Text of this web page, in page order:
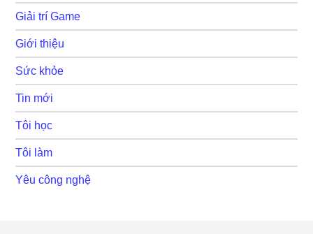
Giải trí Game
Giới thiệu
Sức khỏe
Tin mới
Tôi học
Tôi làm
Yêu công nghệ